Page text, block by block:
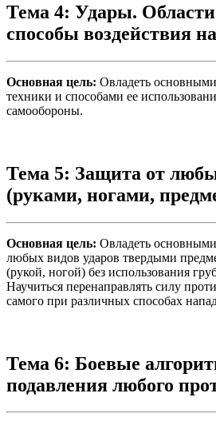
Тема 4: Удары.
способы воздействия
Основная цель: Овладеть
техники и способами ее
самообороны.
Тема 5: Защита от
(руками, ногами,
Основная цель: Овладеть
любых видов ударов твердыми
(рукой, ногой) без использования
Научиться перенаправлять силу
самого при различных способах
Тема 6: Боевые
подавления любого